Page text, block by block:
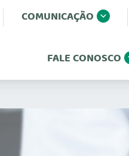
COMUNICAÇÃO
FALE CONOSCO